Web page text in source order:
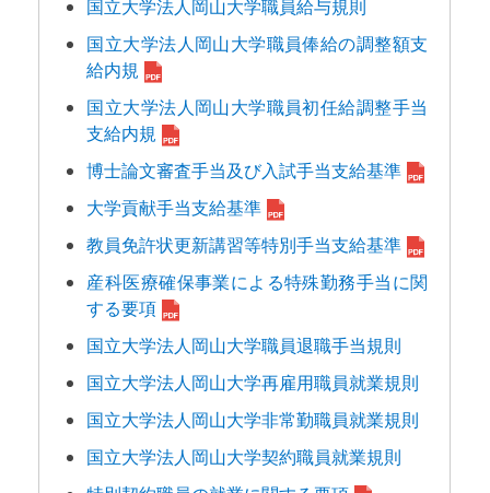
国立大学法人岡山大学職員給与規則
国立大学法人岡山大学職員俸給の調整額支
給内規
国立大学法人岡山大学職員初任給調整手当
支給内規
博士論文審査手当及び入試手当支給基準
大学貢献手当支給基準
教員免許状更新講習等特別手当支給基準
産科医療確保事業による特殊勤務手当に関
する要項
国立大学法人岡山大学職員退職手当規則
国立大学法人岡山大学再雇用職員就業規則
国立大学法人岡山大学非常勤職員就業規則
国立大学法人岡山大学契約職員就業規則